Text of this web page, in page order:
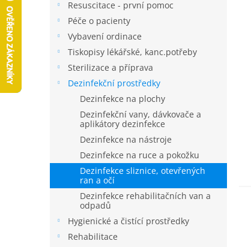
Resuscitace - první pomoc
Péče o pacienty
Vybavení ordinace
Tiskopisy lékářské, kanc.potřeby
Sterilizace a příprava
Dezinfekční prostředky
Dezinfekce na plochy
Dezinfekční vany, dávkovače a
aplikátory dezinfekce
Dezinfekce na nástroje
Dezinfekce na ruce a pokožku
Dezinfekce sliznice, otevřených
ran a očí
Dezinfekce rehabilitačních van a
odpadů
Hygienické a čistící prostředky
Rehabilitace